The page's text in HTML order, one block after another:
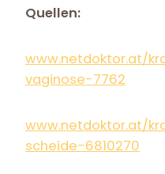
Quellen:
www.netdoktor.at/
vaginose-7762
www.netdoktor.at/
scheide-6810270